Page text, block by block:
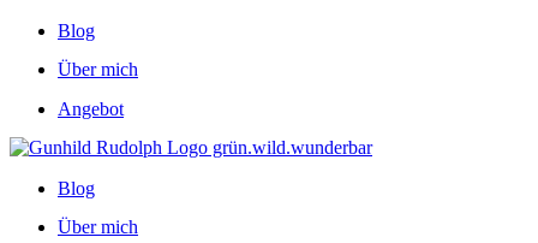
Blog
Über mich
Angebot
Blog
Über mich